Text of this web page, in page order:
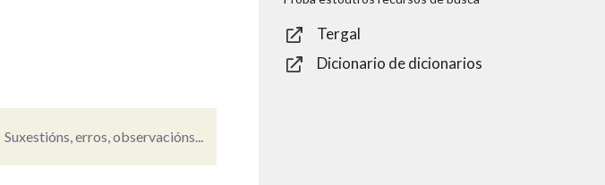
Suxestións, erros, observacións...
Tergal
Dicionario de dicionarios